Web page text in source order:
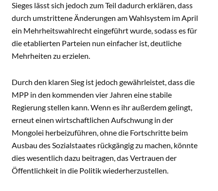
Sieges lässt sich jedoch zum Teil dadurch erklären, dass
durch umstrittene Änderungen am Wahlsystem im April
ein Mehrheitswahlrecht eingeführt wurde, sodass es für
die etablierten Parteien nun einfacher ist, deutliche
Mehrheiten zu erzielen.
Durch den klaren Sieg ist jedoch gewährleistet, dass die
MPP in den kommenden vier Jahren eine stabile
Regierung stellen kann. Wenn es ihr außerdem gelingt,
erneut einen wirtschaftlichen Aufschwung in der
Mongolei herbeizuführen, ohne die Fortschritte beim
Ausbau des Sozialstaates rückgängig zu machen, könnte
dies wesentlich dazu beitragen, das Vertrauen der
Öffentlichkeit in die Politik wiederherzustellen.